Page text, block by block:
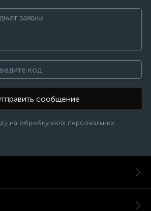
сообщение
на обробку моїх персональних